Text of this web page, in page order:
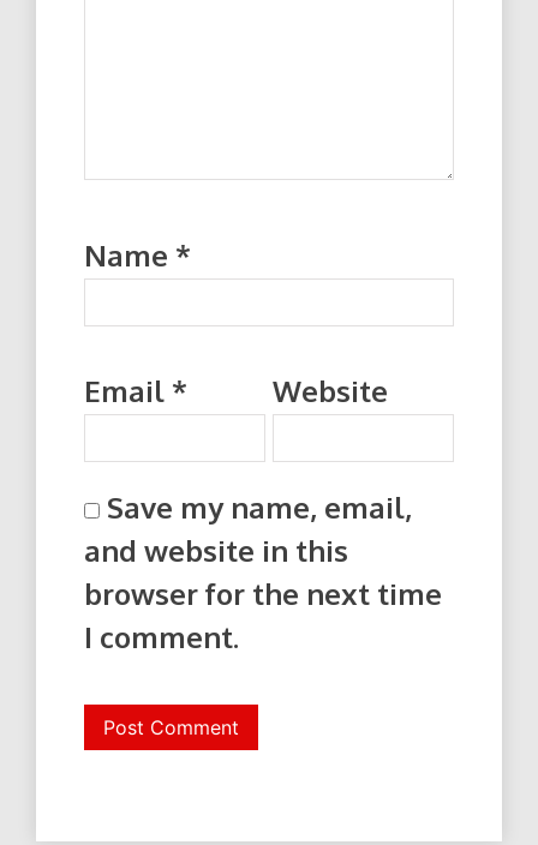
Name *
Email * Website
Save my name, email,
and website in this
browser for the next time
I comment.